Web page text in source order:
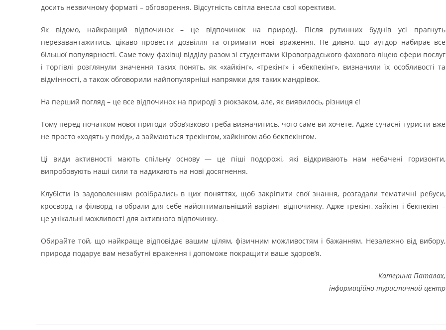
досить незвичному форматі – обговорення. Відсутність світла внесла свої корективи.
Як відомо, найкращий відпочинок – це відпочинок на природі. Після рутинних буднів усі прагнуть
перезавантажитись, цікаво провести дозвілля та отримати нові враження. Не дивно, що аутдор набирає все
більшої популярності. Саме тому фахівці відділу разом зі студентами Кіровоградського фахового ліцею сфери послуг
і торгівлі розглянули значення таких понять, як «хайкінг», «трекінг» і «бекпекінг», визначили їх особливості та
відмінності, а також обговорили найпопулярніші напрямки для таких мандрівок.
На перший погляд – це все відпочинок на природі з рюкзаком, але, як виявилось, різниця є!
Тому перед початком нової пригоди обов’язково треба визначитись, чого саме ви хочете. Адже сучасні туристи вже
не просто «ходять у похід», а займаються трекінгом, хайкінгом або бекпекінгом.
Ці види активності мають спільну основу — це піші подорожі, які відкривають нам небачені горизонти,
випробовують наші сили та надихають на нові досягнення.
Клубісти із задоволенням розібрались в цих поняттях, щоб закріпити свої знання, розгадали тематичні ребуси,
кросворд та філворд та обрали для себе найоптимальніший варіант відпочинку. Адже трекінг, хайкінг і бекпекінг –
це унікальні можливості для активного відпочинку.
Обирайте той, що найкраще відповідає вашим цілям, фізичним можливостям і бажанням. Незалежно від вибору,
природа подарує вам незабутні враження і допоможе покращити ваше здоров’я.
Катерина Паталах,
інформаційно-туристичний центр